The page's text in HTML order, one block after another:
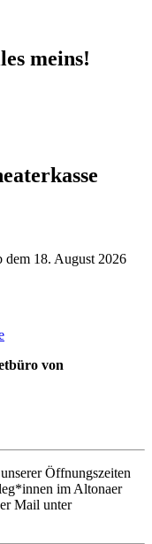
meins!
dem 18. August 2026
von
Öffnungszeiten
im Altonaer
Mail unter